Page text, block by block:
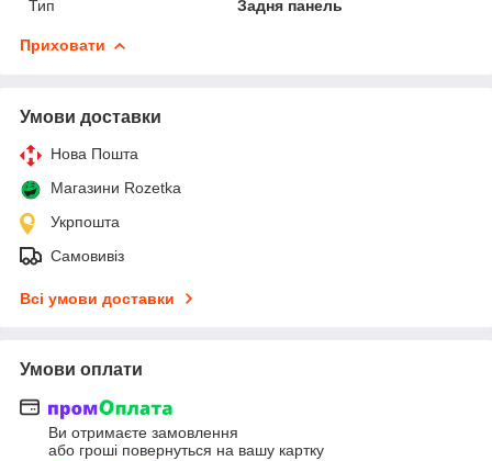
Тип
Задня панель
Приховати
Умови доставки
Нова Пошта
Магазини Rozetka
Укрпошта
Самовивіз
Всі умови доставки
Умови оплати
Ви отримаєте замовлення
або гроші повернуться на вашу картку